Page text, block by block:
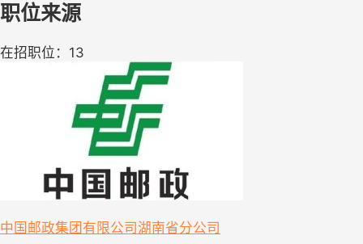
职位来源
在招职位：13
中国邮政集团有限公司湖南省分公司